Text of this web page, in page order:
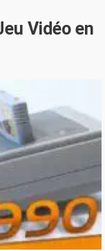
Vidéo en